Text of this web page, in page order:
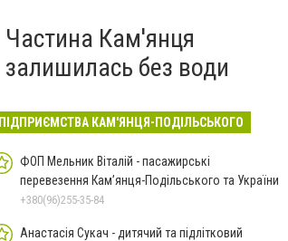
Частина Кам'янця
залишилась без води
ПІДПРИЄМСТВА КАМ'ЯНЦЯ-ПОДІЛЬСЬКОГО
ФОП Мельник Віталій - пасажирські
перевезення Кам’янця-Подільського та України
+380(96)255-35-84
Анастасія Сукач - дитячий та підлітковий